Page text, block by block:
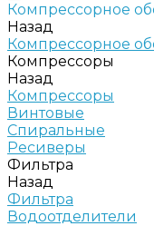
Компрессорное
Назад
Компрессорное
Компрессоры
Назад
Компрессоры
Винтовые
Спиральные
Ресиверы
Фильтра
Назад
Фильтра
Водоотделители